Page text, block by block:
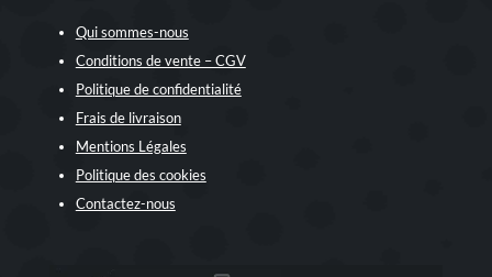
Qui sommes-nous
Conditions de vente – CGV
Politique de confidentialité
Frais de livraison
Mentions Légales
Politique des cookies
Contactez-nous